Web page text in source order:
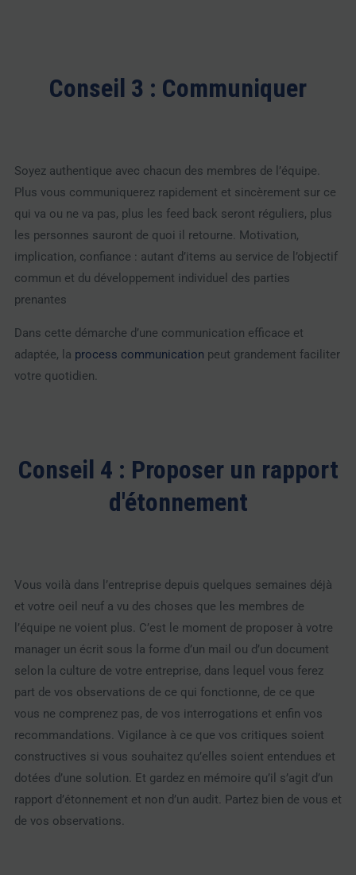
Conseil 3 : Communiquer
Soyez authentique avec chacun des membres de l’équipe.
Plus vous communiquerez rapidement et sincèrement sur ce
qui va ou ne va pas, plus les feed back seront réguliers, plus
les personnes sauront de quoi il retourne. Motivation,
implication, confiance : autant d’items au service de l’objectif
commun et du développement individuel des parties
prenantes
Dans cette démarche d’une communication efficace et
adaptée, la process communication peut grandement faciliter
votre quotidien.
Conseil 4 : Proposer un rapport
d'étonnement
Vous voilà dans l’entreprise depuis quelques semaines déjà
et votre oeil neuf a vu des choses que les membres de
l’équipe ne voient plus. C’est le moment de proposer à votre
manager un écrit sous la forme d’un mail ou d’un document
selon la culture de votre entreprise, dans lequel vous ferez
part de vos observations de ce qui fonctionne, de ce que
vous ne comprenez pas, de vos interrogations et enfin vos
recommandations. Vigilance à ce que vos critiques soient
constructives si vous souhaitez qu’elles soient entendues et
dotées d’une solution. Et gardez en mémoire qu’il s’agit d’un
rapport d’étonnement et non d’un audit. Partez bien de vous et
de vos observations.